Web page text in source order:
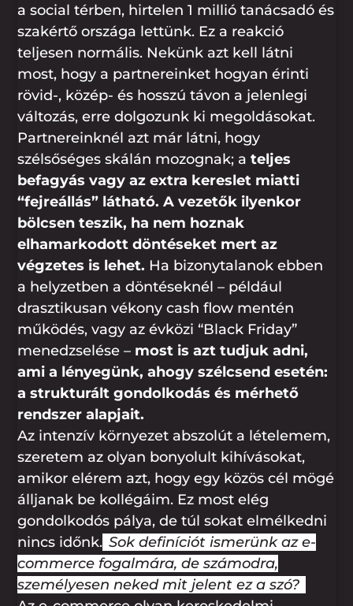
a social térben, hirtelen 1 millió tanácsadó és
szakértő országa lettünk. Ez a reakció
teljesen normális. Nekünk azt kell látni
most, hogy a partnereinket hogyan érinti
rövid-, közép- és hosszú távon a jelenlegi
változás, erre dolgozunk ki megoldásokat.
Partnereinknél azt már látni, hogy
szélsőséges skálán mozognak; ateljes
befagyás vagy az extra kereslet miatti
“fejreállás” látható. A vezetők ilyenkor
bölcsen teszik, ha nem hoznak
elhamarkodott döntéseket mert az
végzetes is lehet. Ha bizonytalanok ebben
a helyzetben a döntéseknél – például
drasztikusan vékony cash flow mentén
működés, vagy az évközi “Black Friday”
menedzselése – most is azt tudjuk adni,
ami a lényegünk, ahogy szélcsend esetén:
a strukturált gondolkodás és mérhető
rendszer alapjait.
Az intenzív környezet abszolút a lételemem,
szeretem az olyan bonyolult kihívásokat,
amikor elérem azt, hogy egy közös cél mögé
álljanak be kollégáim. Ez most elég
gondolkodós pálya, de túl sokat elmélkedni
nincs időnk. Sok definíciót ismerünk az e-
commerce fogalmára, de számodra,
személyesen neked mit jelent ez a szó?